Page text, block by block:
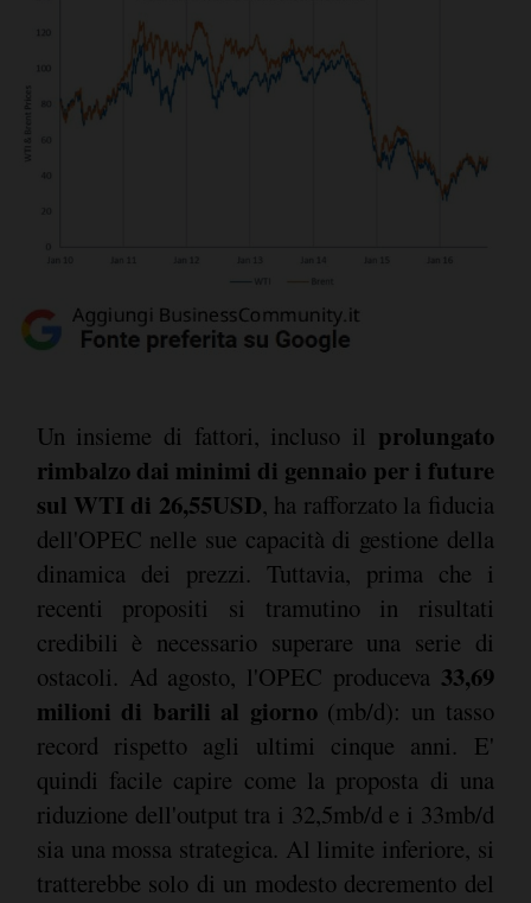
Un insieme di fattori, incluso il prolungato
rimbalzo dai minimi di gennaio per i future
sul WTI di 26,55USD, ha rafforzato la fiducia
dell'OPEC nelle sue capacità di gestione della
dinamica dei prezzi. Tuttavia, prima che i
recenti propositi si tramutino in risultati
credibili è necessario superare una serie di
ostacoli. Ad agosto, l'OPEC produceva 33,69
milioni di barili al giorno(mb/d): un tasso
record rispetto agli ultimi cinque anni. E'
quindi facile capire come la proposta di una
riduzione dell'output tra i 32,5mb/d e i 33mb/d
sia una mossa strategica. Al limite inferiore, si
tratterebbe solo di un modesto decremento del